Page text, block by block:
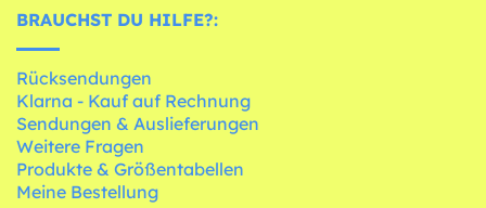
BRAUCHST DU HILFE?:
Rücksendungen
Klarna - Kauf auf Rechnung
Sendungen & Auslieferungen
Weitere Fragen
Produkte & Größentabellen
Meine Bestellung